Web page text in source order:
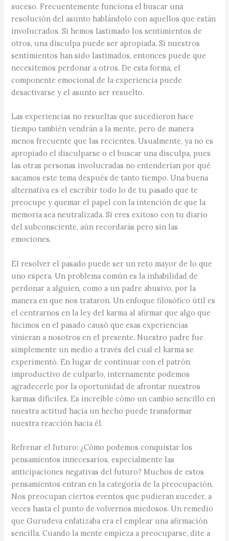
suceso. Frecuentemente funciona el buscar una
resolución del asunto hablándolo con aquellos que están
involucrados. Si hemos lastimado los sentimientos de
otros, una disculpa puede ser apropiada. Si nuestros
sentimientos han sido lastimados, entonces puede que
necesitemos perdonar a otros. De esta forma, el
componente emocional de la experiencia puede
desactivarse y el asunto ser resuelto.
Las experiencias no resueltas que sucedieron hace
tiempo también vendrán a la mente, pero de manera
menos frecuente que las recientes. Usualmente, ya no es
apropiado el disculparse o el buscar una disculpa, pues
las otras personas involucradas no entenderían por qué
sacamos este tema después de tanto tiempo. Una buena
alternativa es el escribir todo lo de tu pasado que te
preocupe y quemar el papel con la intención de que la
memoria sea neutralizada. Si eres exitoso con tu diario
del subconsciente, aún recordarás pero sin las
emociones.
El resolver el pasado puede ser un reto mayor de lo que
uno espera. Un problema común es la inhabilidad de
perdonar a alguien, como a un padre abusivo, por la
manera en que nos trataron. Un enfoque filosófico útil es
el centrarnos en la ley del karma al afirmar que algo que
hicimos en el pasado causó que esas experiencias
vinieran a nosotros en el presente. Nuestro padre fue
simplemente un medio a través del cual el karma se
experimentó. En lugar de continuar con el patrón
improductivo de culparlo, internamente podemos
agradecerle por la oportunidad de afrontar nuestros
karmas difíciles. Es increíble cómo un cambio sencillo en
nuestra actitud hacia un hecho puede transformar
nuestra reacción hacia él.
Refrenar el futuro: ¿Cómo podemos conquistar los
pensamientos innecesarios, especialmente las
anticipaciones negativas del futuro? Muchos de estos
pensamientos entran en la categoría de la preocupación.
Nos preocupan ciertos eventos que pudieran suceder, a
veces hasta el punto de volvernos miedosos. Un remedio
que Gurudeva enfatizaba era el emplear una afirmación
sencilla. Cuando la mente empieza a preocuparse, dite a